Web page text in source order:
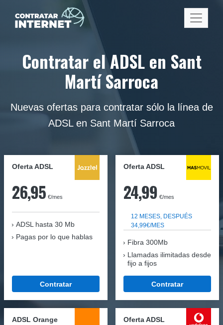
Contratar el ADSL en Sant
Martí Sarroca
Nuevas ofertas para contratar sólo la línea de
ADSL en Sant Martí Sarroca
Oferta ADSL
26,95 €/mes
ADSL hasta 30 Mb
Pagas por lo que hablas
Contratar
Oferta ADSL
24,99 €/mes
12 MESES, DESPUÉS
34,99€/MES
Fibra 300Mb
Llamadas ilimitadas desde
fijo a fijos
Contratar
ADSL Orange Oferta ADSL